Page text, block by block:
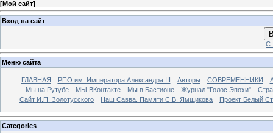
[Мой сайт]
Вход на сайт
Меню сайта
ГЛАВНАЯ РПО им. Императора Александра III Авторы СОВРЕМЕННИКИ
Мы на Рутубе
МЫ ВКонтакте Мы в Бастионе Журнал "Голос Эпохи"
Сайт И.П. Золотусского
Наш Савва. Памяти С.В. Ямщикова Проект Белый
Categories